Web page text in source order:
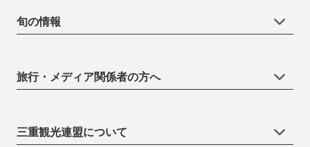
旬の情報
旅行・メディア関係者の方へ
三重観光連盟について